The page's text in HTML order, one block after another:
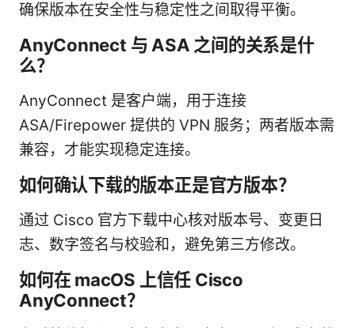
确保版本在安全性与稳定性之间取得平衡。
AnyConnect 与 ASA 之间的关系是什
么？
AnyConnect 是客户端，用于连接
ASA/Firepower 提供的 VPN 服务；两者版本需
兼容，才能实现稳定连接。
如何确认下载的版本正是官方版本？
通过 Cisco 官方下载中心核对版本号、变更日
志、数字签名与校验和，避免第三方修改。
如何在 macOS 上信任 Cisco
AnyConnect？